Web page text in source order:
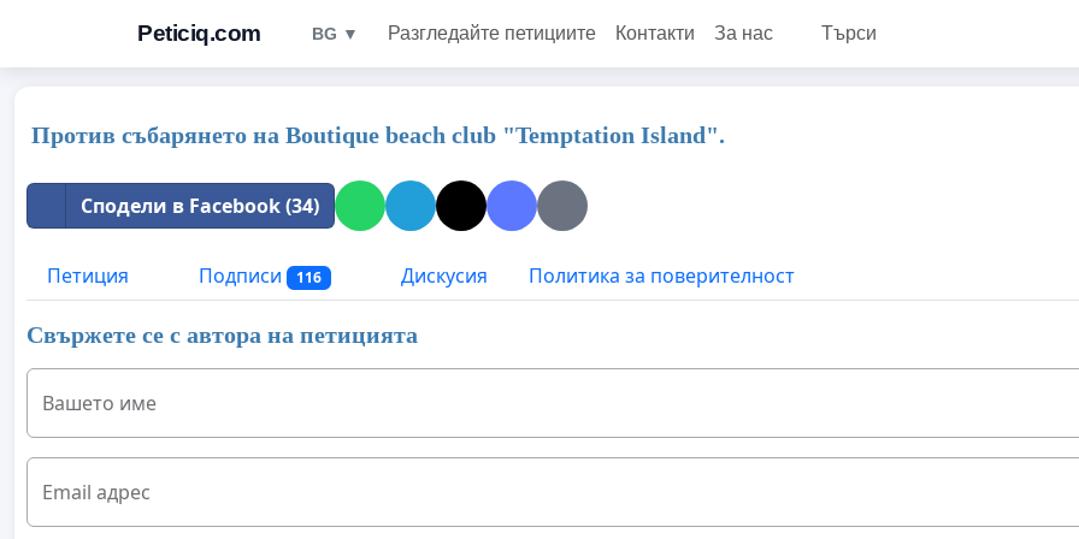
Peticiq.com BG ▼ Разгледайте петициите Контакти За нас Търси
Против събарянето на Boutique beach club "Temptation Island".
Сподели в Facebook (34)
Петиция Подписи 116 Дискусия Политика за поверителност
Свържете се с автора на петицията
Вашето име
Email адрес